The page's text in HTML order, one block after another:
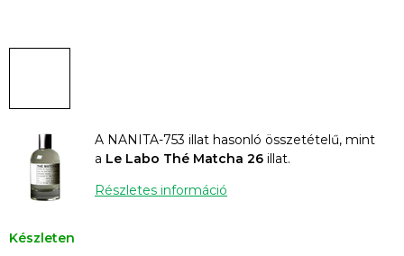
A NANITA-753 illat hasonló összetételű, mint
a Le Labo Thé Matcha 26 illat.
Részletes információ
Készleten